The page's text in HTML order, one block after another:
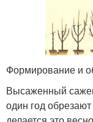
Формирование и
Высаженный
один год